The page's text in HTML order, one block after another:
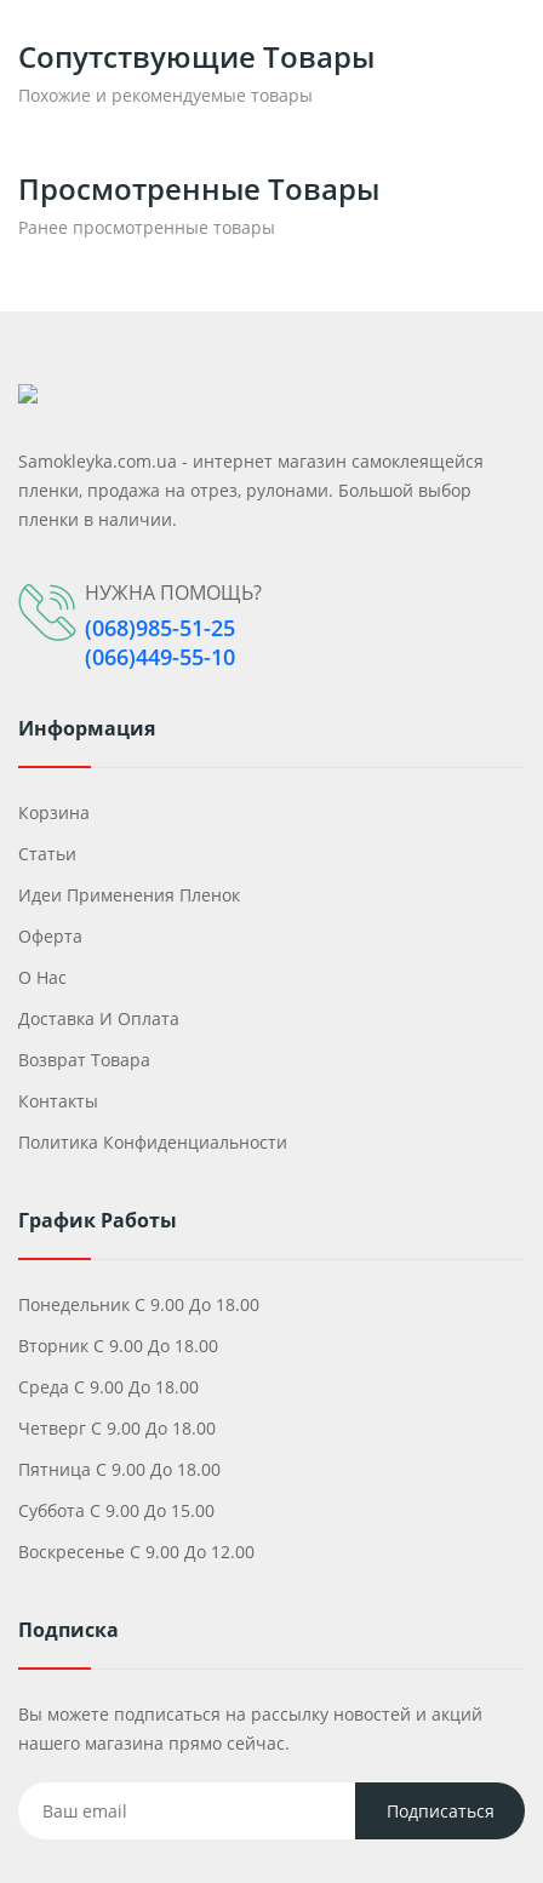
Сопутствующие Товары
Похожие и рекомендуемые товары
Просмотренные Товары
Ранее просмотренные товары
Samokleyka.com.ua - интернет магазин самоклеящейся
пленки, продажа на отрез, рулонами. Большой выбор
пленки в наличии.
НУЖНА ПОМОЩЬ?
(068)985-51-25
(066)449-55-10
Информация
Корзина
Статьи
Идеи Применения Пленок
Оферта
О Нас
Доставка И Оплата
Возврат Товара
Контакты
Политика Конфиденциальности
График Работы
Понедельник С 9.00 До 18.00
Вторник С 9.00 До 18.00
Среда С 9.00 До 18.00
Четверг С 9.00 До 18.00
Пятница С 9.00 До 18.00
Суббота С 9.00 До 15.00
Воскресенье С 9.00 До 12.00
Подписка
Вы можете подписаться на рассылку новостей и акций
нашего магазина прямо сейчас.